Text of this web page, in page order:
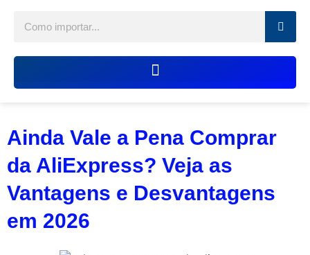
Ainda Vale a Pena Comprar
da AliExpress? Veja as
Vantagens e Desvantagens
em 2026